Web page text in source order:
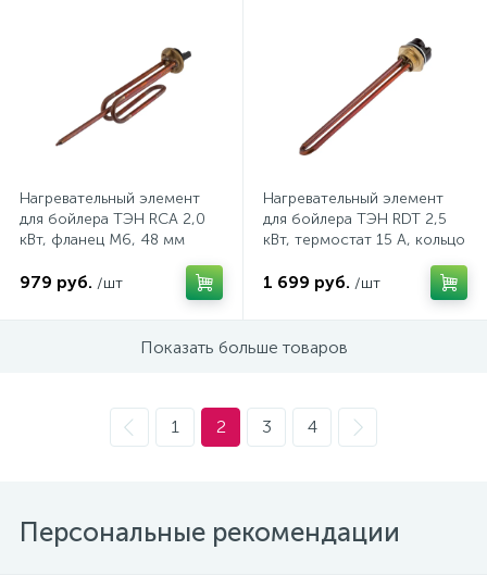
Нагревательный элемент
для бойлера ТЭН RCA 2,0
кВт, фланец М6, 48 мм
979 руб. /шт
Нагревательный элемент
для бойлера ТЭН RDT 2,5
кВт, термостат 15 A, кольцо
1 699 руб. /шт
Показать больше товаров
1 2 3 4
Персональные рекомендации
Управление электричеством
Устройства защиты от искрения (УЗИС)
Шины нулевые
Щиты электрические, боксы
Электроизоляция